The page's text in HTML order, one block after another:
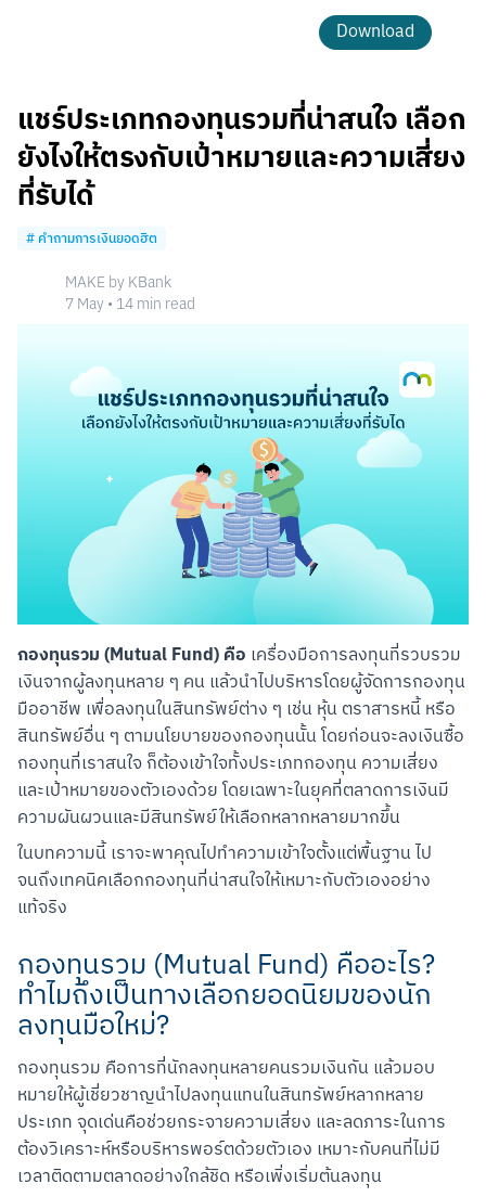
Download
แชร์ประเภทกองทุนรวมที่น่าสนใจ เลือก
ยังไงให้ตรงกับเป้าหมายและความเสี่ยง
ที่รับได้
#คำถามการเงินยอดฮิต
MAKE by KBank
7 May• 14min read
กองทุนรวม (Mutual Fund) คือ เครื่องมือการลงทุนที่รวบรวม
เงินจากผู้ลงทุนหลาย ๆ คน แล้วนำไปบริหารโดยผู้จัดการกองทุน
มืออาชีพ เพื่อลงทุนในสินทรัพย์ต่าง ๆ เช่น หุ้น ตราสารหนี้ หรือ
สินทรัพย์อื่น ๆ ตามนโยบายของกองทุนนั้น โดยก่อนจะลงเงินซื้อ
กองทุนที่เราสนใจ ก็ต้องเข้าใจทั้งประเภทกองทุน ความเสี่ยง
และเป้าหมายของตัวเองด้วย โดยเฉพาะในยุคที่ตลาดการเงินมี
ความผันผวนและมีสินทรัพย์ให้เลือกหลากหลายมากขึ้น
ในบทความนี้ เราจะพาคุณไปทำความเข้าใจตั้งแต่พื้นฐาน ไป
จนถึงเทคนิคเลือกกองทุนที่น่าสนใจให้เหมาะกับตัวเองอย่าง
แท้จริง
กองทุนรวม (Mutual Fund) คืออะไร?
ทำไมถึงเป็นทางเลือกยอดนิยมของนัก
ลงทุนมือใหม่?
กองทุนรวม คือการที่นักลงทุนหลายคนรวมเงินกัน แล้วมอบ
หมายให้ผู้เชี่ยวชาญนำไปลงทุนแทนในสินทรัพย์หลากหลาย
ประเภท จุดเด่นคือช่วยกระจายความเสี่ยง และลดภาระในการ
ต้องวิเคราะห์หรือบริหารพอร์ตด้วยตัวเอง เหมาะกับคนที่ไม่มี
เวลาติดตามตลาดอย่างใกล้ชิด หรือเพิ่งเริ่มต้นลงทุน